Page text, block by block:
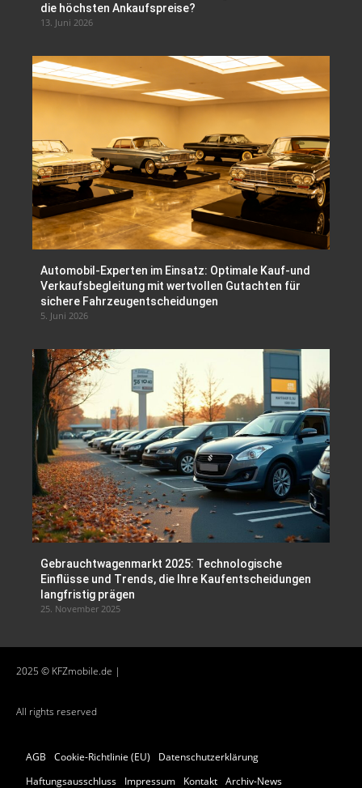
die höchsten Ankaufspreise?
13. Juni 2026
Automobil-Experten im Einsatz: Optimale Kauf-und
Verkaufsbegleitung mit wertvollen Gutachten für
sichere Fahrzeugentscheidungen
5. Juni 2026
Gebrauchtwagenmarkt 2025: Technologische
Einflüsse und Trends, die Ihre Kaufentscheidungen
langfristig prägen
25. November 2025
2025 © KFZmobile.de |
All rights reserved
AGB Cookie-Richtlinie (EU)
Datenschutzerklärung
Haftungsausschluss
Impressum Kontakt Archiv-News